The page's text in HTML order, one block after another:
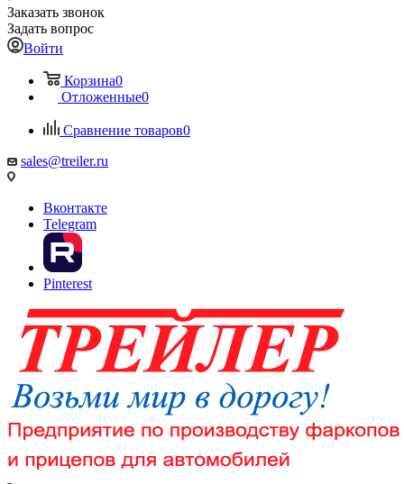
Заказать звонок
Задать вопрос
Войти
Корзина0
Отложенные0
Сравнение товаров0
sales@treiler.ru
Вконтакте
Telegram
Pinterest